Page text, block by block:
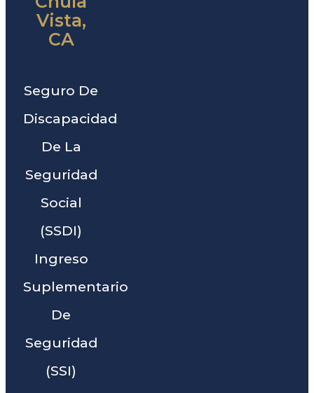
Vista,
CA
Seguro De
Discapacidad
De La
Seguridad
Social
(SSDI)
Ingreso
Suplementario
De
Seguridad
(SSI)